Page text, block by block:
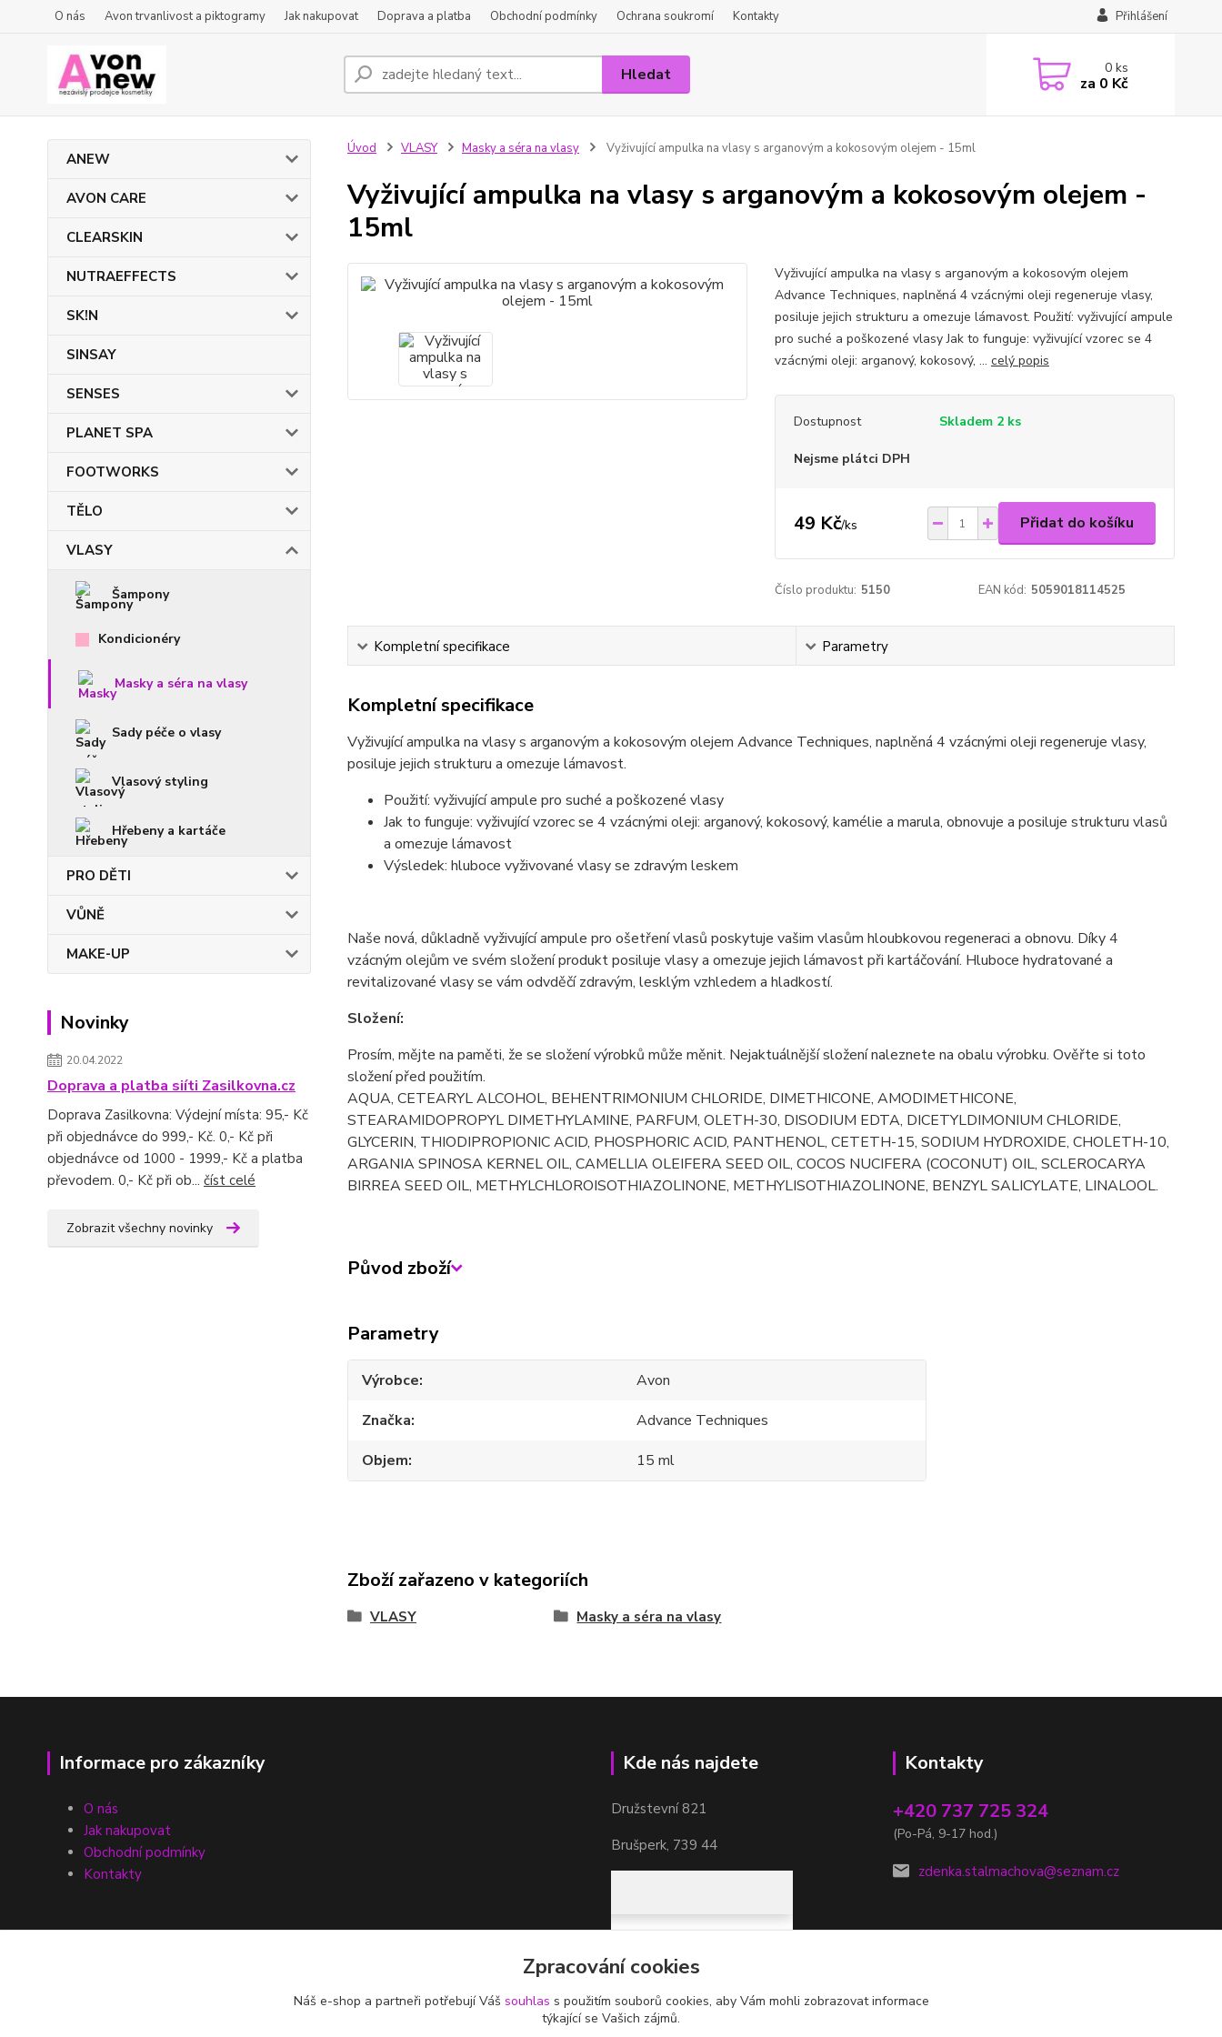
O nás Avon trvanlivost a piktogramy Jak nakupovat Doprava a platba Obchodní podmínky Ochrana soukromí Kontakty Přihlášení
Hledat 0ks
za 0 Kč
ANEW
AVON CARE
CLEARSKIN
NUTRAEFFECTS
SK!N
SINSAY
SENSES
PLANET SPA
FOOTWORKS
TĚLO
VLASY
Šampony
Kondicionéry
Masky a séra na vlasy
Sady péče o vlasy
Vlasový styling
Hřebeny a kartáče
PRO DĚTI
VŮNĚ
MAKE-UP
Novinky
20.04.2022
Doprava a platba siíti Zasilkovna.cz
Doprava Zasilkovna: Výdejní místa: 95,- Kč
při objednávce do 999,- Kč. 0,- Kč při
objednávce od 1000 - 1999,- Kč a platba
převodem. 0,- Kč při ob... číst celé
Zobrazit všechny novinky
Úvod VLASY Masky a séra na vlasy Vyživující ampulka na vlasy s arganovým a kokosovým olejem - 15ml
Vyživující ampulka na vlasy s arganovým a kokosovým olejem -
15ml
Vyživující ampulka na vlasy s arganovým a kokosovým olejem
Advance Techniques, naplněná 4 vzácnými oleji regeneruje vlasy,
posiluje jejich strukturu a omezuje lámavost. Použití: vyživující ampule
pro suché a poškozené vlasy Jak to funguje: vyživující vzorec se 4
vzácnými oleji: arganový, kokosový, ... celý popis
Dostupnost Skladem 2 ks
Nejsme plátci DPH
49 Kč/ks Přidat do košíku
Číslo produktu: 5150 EAN kód: 5059018114525
Kompletní specifikace Parametry
Kompletní specifikace
Vyživující ampulka na vlasy s arganovým a kokosovým olejem Advance Techniques, naplněná 4 vzácnými oleji regeneruje vlasy,
posiluje jejich strukturu a omezuje lámavost.
Použití: vyživující ampule pro suché a poškozené vlasy
Jak to funguje: vyživující vzorec se 4 vzácnými oleji: arganový, kokosový, kamélie a marula, obnovuje a posiluje strukturu vlasů
a omezuje lámavost
Výsledek: hluboce vyživované vlasy se zdravým leskem
Naše nová, důkladně vyživující ampule pro ošetření vlasů poskytuje vašim vlasům hloubkovou regeneraci a obnovu. Díky 4
vzácným olejům ve svém složení produkt posiluje vlasy a omezuje jejich lámavost při kartáčování. Hluboce hydratované a
revitalizované vlasy se vám odvděčí zdravým, lesklým vzhledem a hladkostí.
Složení:
Prosím, mějte na paměti, že se složení výrobků může měnit. Nejaktuálnější složení naleznete na obalu výrobku. Ověřte si toto
složení před použitím.
AQUA, CETEARYL ALCOHOL, BEHENTRIMONIUM CHLORIDE, DIMETHICONE, AMODIMETHICONE,
STEARAMIDOPROPYL DIMETHYLAMINE, PARFUM, OLETH-30, DISODIUM EDTA, DICETYLDIMONIUM CHLORIDE,
GLYCERIN, THIODIPROPIONIC ACID, PHOSPHORIC ACID, PANTHENOL, CETETH-15, SODIUM HYDROXIDE, CHOLETH-10,
ARGANIA SPINOSA KERNEL OIL, CAMELLIA OLEIFERA SEED OIL, COCOS NUCIFERA (COCONUT) OIL, SCLEROCARYA
BIRREA SEED OIL, METHYLCHLOROISOTHIAZOLINONE, METHYLISOTHIAZOLINONE, BENZYL SALICYLATE, LINALOOL.
Původ zboží
Parametry
Výrobce
Avon
Značka
Advance Techniques
Objem
15 ml
Zboží zařazeno v kategoriích
VLASY Masky a séra na vlasy
Informace pro zákazníky
O nás
Jak nakupovat
Obchodní podmínky
Kontakty
Kde nás najdete
Družstevní 821
Brušperk, 739 44
Kontakty
+420 737 725 324
(Po-Pá, 9-17 hod.)
zdenka.stalmachova@seznam.cz
Zpracování cookies
Náš e-shop a partneři potřebují Váš souhlas s použitím souborů cookies, aby Vám mohli zobrazovat informace
týkající se Vašich zájmů.